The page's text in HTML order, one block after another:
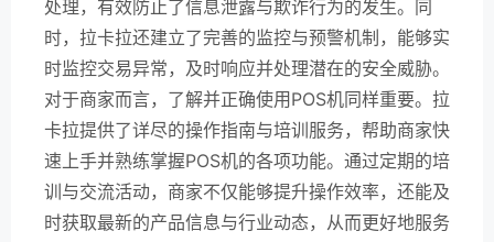
处理，有效防止了信息泄露与欺诈行为的发生。同
时，拉卡拉还建立了完善的监控与预警机制，能够实
时监控交易异常，及时响应并处理潜在的安全威胁。
对于商家而言，了解并正确使用POS机同样重要。拉
卡拉提供了详尽的操作指南与培训服务，帮助商家快
速上手并熟练掌握POS机的各项功能。通过定期的培
训与交流活动，商家不仅能够提升操作效率，还能及
时获取最新的产品信息与行业动态，从而更好地服务